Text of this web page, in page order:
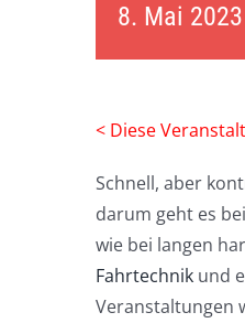
8. Mai 2023
< Diese
Schnell, aber
darum geht es
wie bei langen
Fahrtechnik und
Veranstaltungen